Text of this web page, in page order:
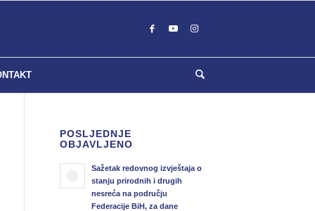
POSLJEDNJE
OBJAVLJENO
Sažetak redovnog izvještaja o
stanju prirodnih i drugih
nesreća na području
Federacije BiH, za dane